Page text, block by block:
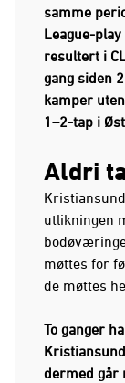
samme
League-
resultert i
gang siden
kamper
1–2-tap i
Aldri
utlikningen
møttes for
de møttes
To ganger
dermed går